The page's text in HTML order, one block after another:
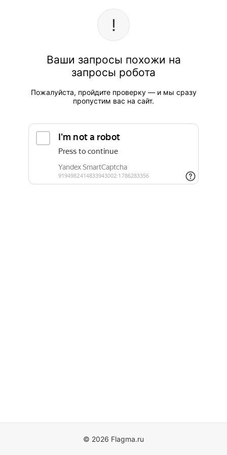
Ваши запросы похожи на
запросы робота
Пожалуйста, пройдите проверку — и мы сразу
пропустим вас на сайт.
© 2026 Flagma.ru